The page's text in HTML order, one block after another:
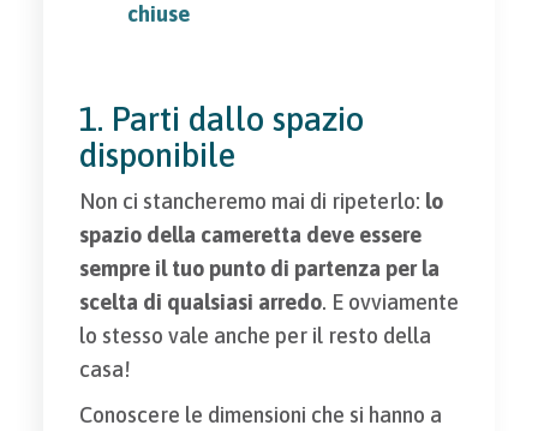
chiuse
1. Parti dallo spazio
disponibile
Non ci stancheremo mai di ripeterlo: lo
spazio della cameretta deve essere
sempre il tuo punto di partenza per la
scelta di qualsiasi arredo. E ovviamente
lo stesso vale anche per il resto della
casa!
Conoscere le dimensioni che si hanno a